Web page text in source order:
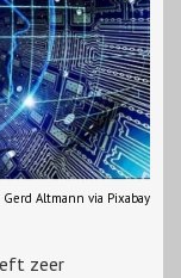
Altmann via Pixabay
zeer